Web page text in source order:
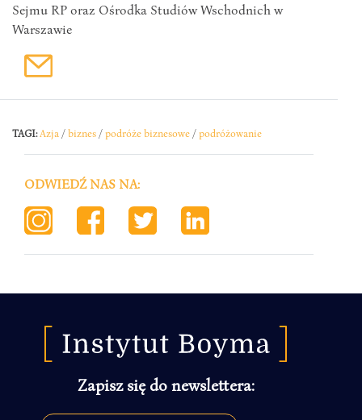
Sejmu RP oraz Ośrodka Studiów Wschodnich w
Warszawie
TAGI: Azja /biznes /podróże biznesowe /podróżowanie
ODWIEDŹ NAS NA:
Zapisz się do newslettera: